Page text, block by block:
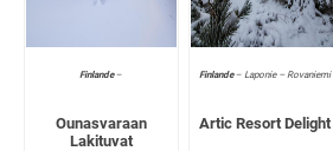
Finlande–
Ounasvaraan
Lakituvat
Finlande–Laponie – Rovaniemi
Artic Resort Delight